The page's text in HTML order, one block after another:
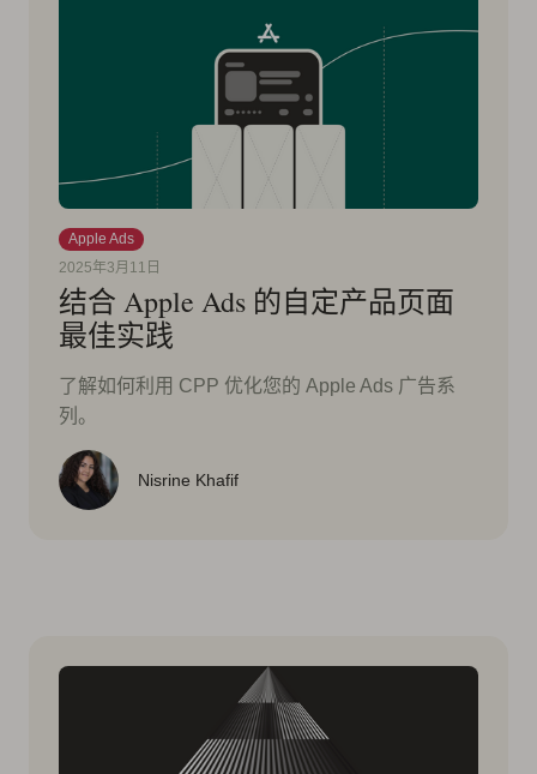
Apple Ads
2025年3月11日
结合 Apple Ads 的自定产品页面
最佳实践
了解如何利用 CPP 优化您的 Apple Ads 广告系
列。
Nisrine Khafif